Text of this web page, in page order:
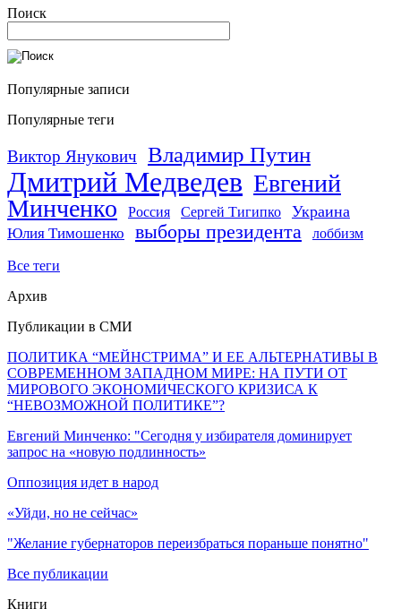
Поиск
Популярные записи
Популярные теги
Виктор Янукович Владимир Путин
Дмитрий Медведев Евгений
Минченко
Россия Сергей Тигипко Украина
Юлия Тимошенко выборы президента лоббизм
Все теги
Архив
Публикации в СМИ
ПОЛИТИКА “МЕЙНСТРИМА” И ЕЕ АЛЬТЕРНАТИВЫ В
СОВРЕМЕННОМ ЗАПАДНОМ МИРЕ: НА ПУТИ ОТ
МИРОВОГО ЭКОНОМИЧЕСКОГО КРИЗИСА К
“НЕВОЗМОЖНОЙ ПОЛИТИКЕ”?
Евгений Минченко: "Сегодня у избирателя доминирует
запрос на «новую подлинность»
Оппозиция идет в народ
«Уйди, но не сейчас»
"Желание губернаторов переизбраться пораньше понятно"
Все публикации
Книги